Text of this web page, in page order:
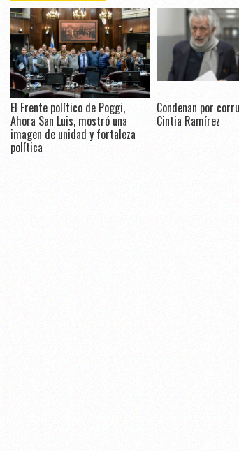
El Frente político de Poggi,
Ahora San Luis, mostró una
imagen de unidad y fortaleza
política
Condenan por
Cintia Ramírez